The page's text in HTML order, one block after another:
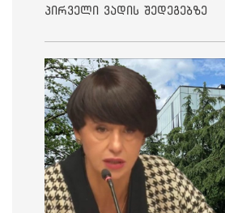
პირველი ვადის შედეგებზე